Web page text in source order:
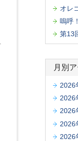
オレ
嗚呼
第13
月別
2026
2026
2026
2026
2026